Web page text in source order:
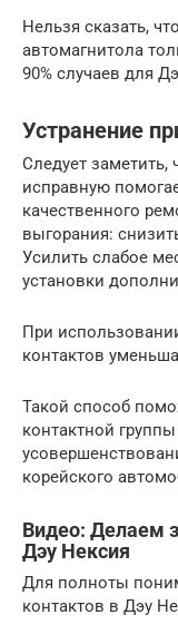
Нельзя сказать,
автомагнитола
90% случаев для
Устранение
Следует заметить,
исправную
качественного
выгорания:
Усилить слабое
установки
При
контактов
Такой способ
контактной
корейского
Видео: Делаем
Дэу Нексия
Для полноты
контактов в Дэу